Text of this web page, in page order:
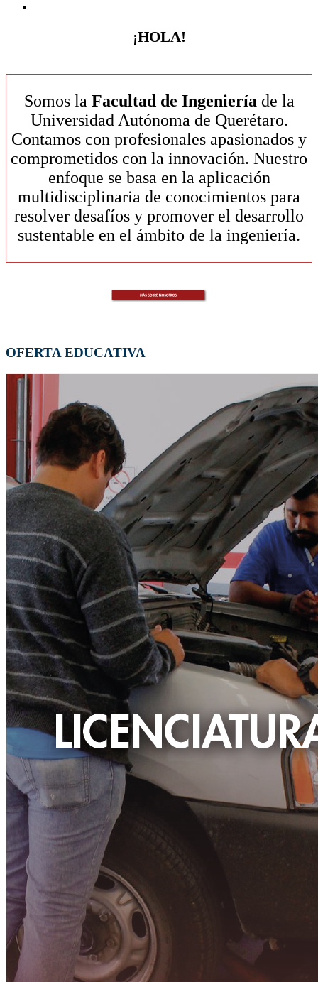
¡HOLA!
Somos la Facultad de Ingeniería de la
Universidad Autónoma de Querétaro.
Contamos con profesionales apasionados y
comprometidos con la innovación. Nuestro
enfoque se basa en la aplicación
multidisciplinaria de conocimientos para
resolver desafíos y promover el desarrollo
sustentable en el ámbito de la ingeniería.
OFERTA EDUCATIVA